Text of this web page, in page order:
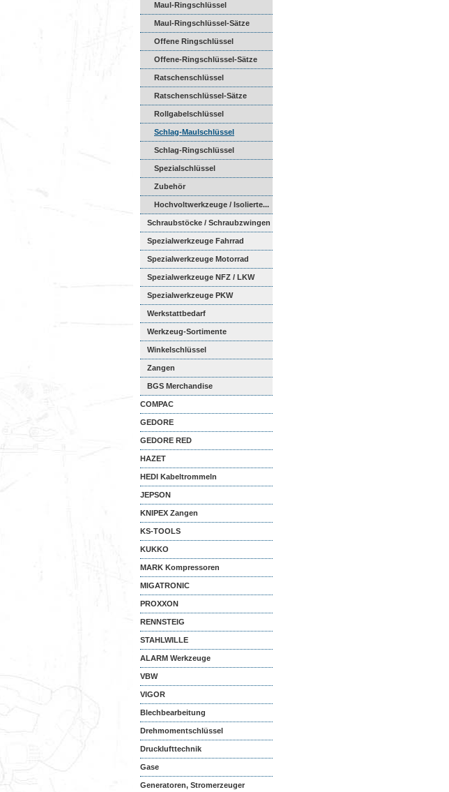
Maul-Ringschlüssel
Maul-Ringschlüssel-Sätze
Offene Ringschlüssel
Offene-Ringschlüssel-Sätze
Ratschenschlüssel
Ratschenschlüssel-Sätze
Rollgabelschlüssel
Schlag-Maulschlüssel
Schlag-Ringschlüssel
Spezialschlüssel
Zubehör
Hochvoltwerkzeuge / Isolierte...
Schraubstöcke / Schraubzwingen
Spezialwerkzeuge Fahrrad
Spezialwerkzeuge Motorrad
Spezialwerkzeuge NFZ / LKW
Spezialwerkzeuge PKW
Werkstattbedarf
Werkzeug-Sortimente
Winkelschlüssel
Zangen
BGS Merchandise
COMPAC
GEDORE
GEDORE RED
HAZET
HEDI Kabeltrommeln
JEPSON
KNIPEX Zangen
KS-TOOLS
KUKKO
MARK Kompressoren
MIGATRONIC
PROXXON
RENNSTEIG
STAHLWILLE
ALARM Werkzeuge
VBW
VIGOR
Blechbearbeitung
Drehmomentschlüssel
Drucklufttechnik
Gase
Generatoren, Stromerzeuger